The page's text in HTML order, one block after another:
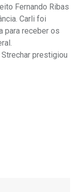
Fernando Ribas
Carli foi
para receber os
prestigiou